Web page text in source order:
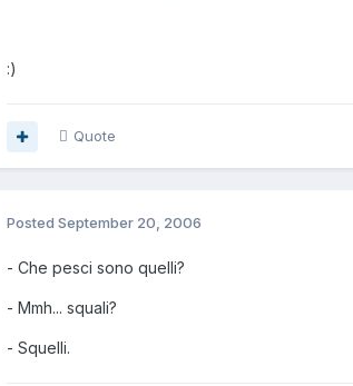
:)
Quote
Posted September 20, 2006
- Che pesci sono quelli?
- Mmh... squali?
- Squelli.